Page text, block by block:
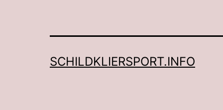
SCHILDKLIERSPORT.INFO